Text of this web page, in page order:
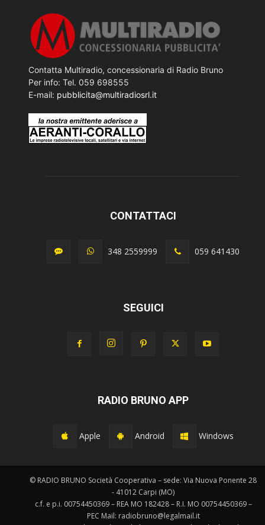
Contatta Multiradio, concessionaria di Radio Bruno
Per info: Tel. 059 698555
E-mail: pubblicita@multiradiosrl.it
CONTATTACI
348 2559999 059 641430
SEGUICI
RADIO BRUNO APP
Apple Android Windows
© RADIO BRUNO Società Cooperativa – sede: Via Nuova Ponente 28
- 41012 Carpi (MO)
c.f. e p.i. 00754450369 – REA MO 182428 – R.I. MO 00754450369 –
PEC Mail: radiobruno@legalmail.it